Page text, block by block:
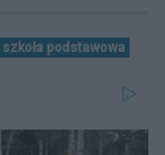
szkoła podstawowa